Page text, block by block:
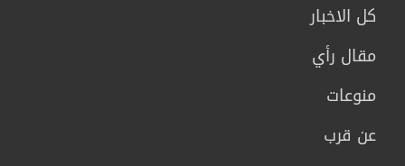
كل الاخبار
مقال رأي
منوعات
عن قرب